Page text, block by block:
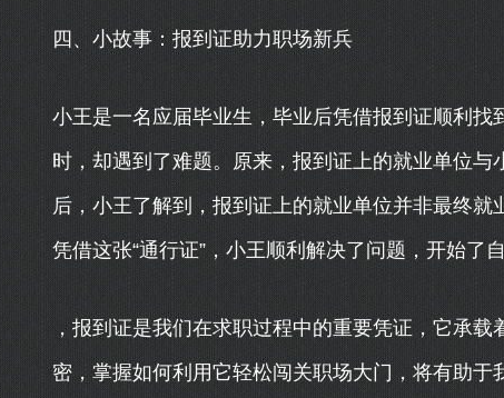
四、小故事：报到证助力职场新兵
小王是一名应届毕业生，毕业后凭借报到证顺利
时，却遇到了难题。原来，报到证上的就业单位
后，小王了解到，报到证上的就业单位并非最终就
凭借这张“通行证”，小王顺利解决了问题，开始了
，报到证是我们在求职过程中的重要凭证，它承
密，掌握如何利用它轻松闯关职场大门，将有助于